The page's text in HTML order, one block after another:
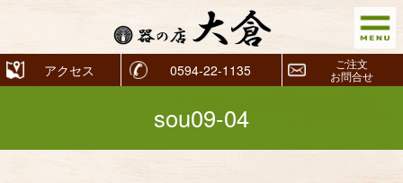
アクセス 0594-22-1135
ご注文
お問合せ
sou09-04